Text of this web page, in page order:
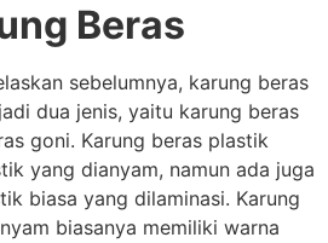
Beras
sebelumnya, karung beras
dua jenis, yaitu karung beras
goni. Karung beras plastik
yang dianyam, namun ada juga
biasa yang dilaminasi. Karung
biasanya memiliki warna